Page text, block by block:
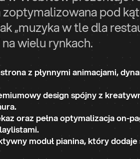
pod
„muzyka w tle dla
wielu rynkach.
z płynnymi animacjami,
design spójny z
oraz pełna optymalizacja on-
moduł pianina, który